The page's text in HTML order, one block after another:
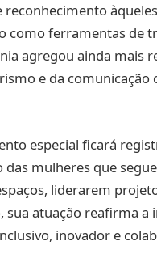
como ferramentas de
agregou ainda mais
e da comunicação
especial ficará
mulheres que
liderarem
atuação reafirma a
inovador e